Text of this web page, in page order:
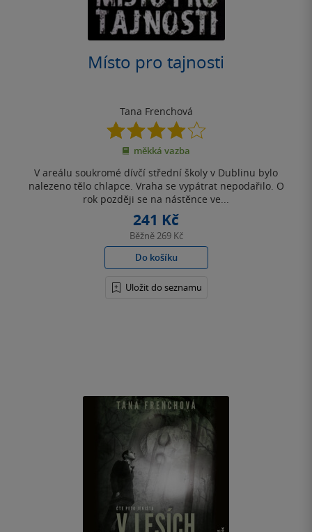
Místo pro tajnosti
Tana Frenchová
3.9
z
5
měkká vazba
V areálu soukromé dívčí střední školy v Dublinu bylo
nalezeno tělo chlapce. Vraha se vypátrat nepodařilo. O
rok později se na nástěnce ve...
241 Kč
Běžně269 Kč
Do košíku
Uložit do seznamu